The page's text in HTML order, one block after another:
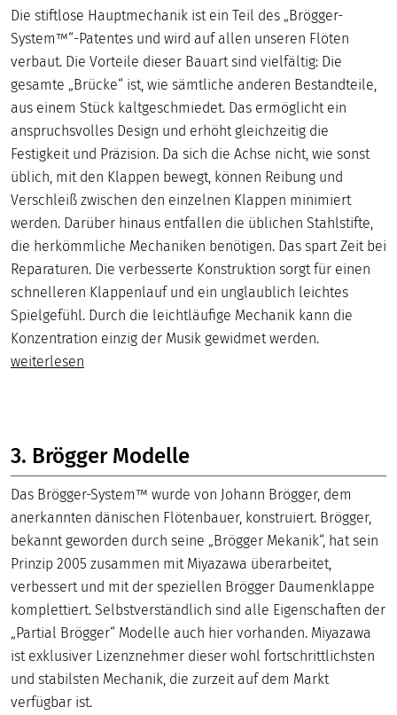
Die stiftlose Hauptmechanik ist ein Teil des „Brögger-
System™“-Patentes und wird auf allen unseren Flöten
verbaut. Die Vorteile dieser Bauart sind vielfältig: Die
gesamte „Brücke“ ist, wie sämtliche anderen Bestandteile,
aus einem Stück kaltgeschmiedet. Das ermöglicht ein
anspruchsvolles Design und erhöht gleichzeitig die
Festigkeit und Präzision. Da sich die Achse nicht, wie sonst
üblich, mit den Klappen bewegt, können Reibung und
Verschleiß zwischen den einzelnen Klappen minimiert
werden. Darüber hinaus entfallen die üblichen Stahlstifte,
die herkömmliche Mechaniken benötigen. Das spart Zeit bei
Reparaturen. Die verbesserte Konstruktion sorgt für einen
schnelleren Klappenlauf und ein unglaublich leichtes
Spielgefühl. Durch die leichtläufige Mechanik kann die
Konzentration einzig der Musik gewidmet werden.
weiterlesen
3. Brögger Modelle
Das Brögger-System™ wurde von Johann Brögger, dem
anerkannten dänischen Flötenbauer, konstruiert. Brögger,
bekannt geworden durch seine „Brögger Mekanik“, hat sein
Prinzip 2005 zusammen mit Miyazawa überarbeitet,
verbessert und mit der speziellen Brögger Daumenklappe
komplettiert. Selbstverständlich sind alle Eigenschaften der
„Partial Brögger“ Modelle auch hier vorhanden. Miyazawa
ist exklusiver Lizenznehmer dieser wohl fortschrittlichsten
und stabilsten Mechanik, die zurzeit auf dem Markt
verfügbar ist.